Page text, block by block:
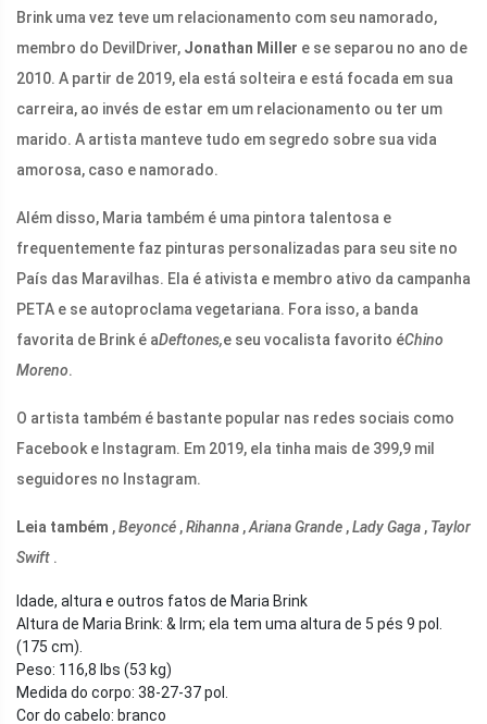
Brink uma vez teve um relacionamento com seu namorado,
membro do DevilDriver, Jonathan Miller e se separou no ano de
2010. A partir de 2019, ela está solteira e está focada em sua
carreira, ao invés de estar em um relacionamento ou ter um
marido. A artista manteve tudo em segredo sobre sua vida
amorosa, caso e namorado.
Além disso, Maria também é uma pintora talentosa e
frequentemente faz pinturas personalizadas para seu site no
País das Maravilhas. Ela é ativista e membro ativo da campanha
PETA e se autoproclama vegetariana. Fora isso, a banda
favorita de Brink é aDeftones,e seu vocalista favorito éChino
Moreno.
O artista também é bastante popular nas redes sociais como
Facebook e Instagram. Em 2019, ela tinha mais de 399,9 mil
seguidores no Instagram.
Leia também ,Beyoncé ,Rihanna ,Ariana Grande ,Lady Gaga , Taylor
Swift .
Idade, altura e outros fatos de Maria Brink
Altura de Maria Brink: & lrm; ela tem uma altura de 5 pés 9 pol.
(175 cm).
Peso: 116,8 lbs (53 kg)
Medida do corpo: 38-27-37 pol.
Cor do cabelo: branco